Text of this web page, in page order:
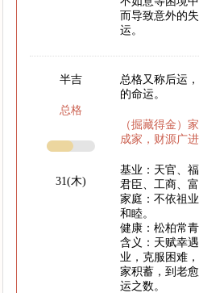
而导致意外的
运。
半吉
总格
31(木)
总格又称后运
的命运。
（掘藏得金）
成家，财源广进
基业：天官、
君臣、工商、富
家庭：不依祖
和睦。
健康：松柏常
含义：天赋幸
业，克服困难
家积蓄，到老
运之数。